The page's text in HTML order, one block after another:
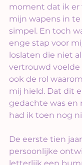
moment dat ik er
mijn wapens in te
simpel. En toch
enge stap voor
loslaten die niet
vertrouwd voelde
ook de rol
mij hield. Dat dit
gedachte was en
had ik toen nog
De eerste tien
persoonlijke